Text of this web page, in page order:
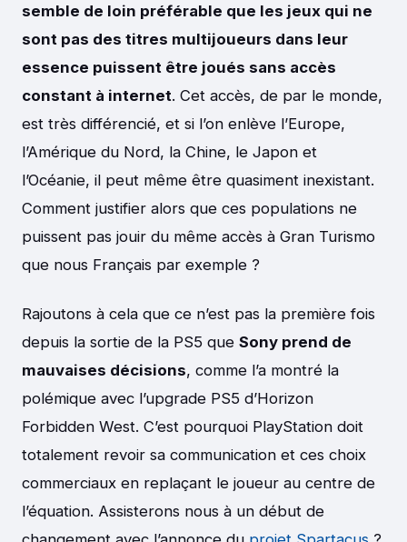
semble de loin préférable que les jeux qui ne
sont pas des titres multijoueurs dans leur
essence puissent être joués sans accès
constant à internet. Cet accès, de par le monde,
est très différencié, et si l’on enlève l’Europe,
l’Amérique du Nord, la Chine, le Japon et
l’Océanie, il peut même être quasiment inexistant.
Comment justifier alors que ces populations ne
puissent pas jouir du même accès à Gran Turismo
que nous Français par exemple ?
Rajoutons à cela que ce n’est pas la première fois
depuis la sortie de la PS5 que Sony prend de
mauvaises décisions, comme l’a montré la
polémique avec l’upgrade PS5 d’Horizon
Forbidden West. C’est pourquoi PlayStation doit
totalement revoir sa communication et ces choix
commerciaux en replaçant le joueur au centre de
l’équation. Assisterons nous à un début de